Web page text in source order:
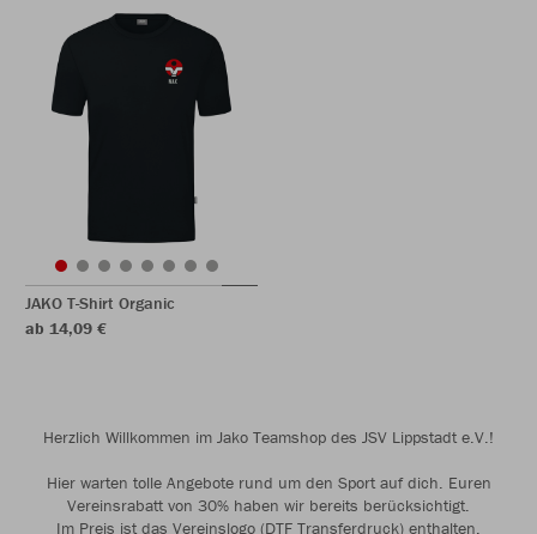
JAKO T-Shirt Organic
ab 14,09 €
Herzlich Willkommen im Jako Teamshop des JSV Lippstadt e.V.!
Hier warten tolle Angebote rund um den Sport auf dich. Euren
Vereinsrabatt von 30% haben wir bereits berücksichtigt.
Im Preis ist das Vereinslogo (DTF Transferdruck) enthalten.